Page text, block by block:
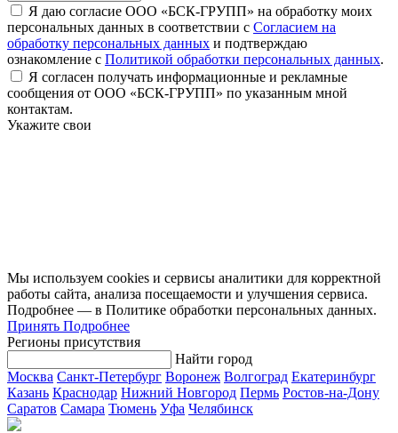
Я даю согласие ООО «БСК-ГРУПП» на обработку моих
персональных данных в соответствии с Согласием на
обработку персональных данных и подтверждаю
ознакомление с Политикой обработки персональных данных.
Я согласен получать информационные и рекламные
сообщения от ООО «БСК-ГРУПП» по указанным мной
контактам.
Укажите свои
Мы используем cookies и сервисы аналитики для корректной
работы сайта, анализа посещаемости и улучшения сервиса.
Подробнее — в Политике обработки персональных данных.
Принять Подробнее
Регионы присутствия
Найти город
Москва Санкт-Петербург Воронеж Волгоград Екатеринбург
Казань Краснодар Нижний Новгород Пермь Ростов-на-Дону
Саратов Самара Тюмень Уфа Челябинск